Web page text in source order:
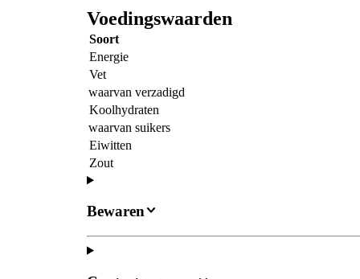
Voedingswaarden
Soort
Energie
Vet
waarvan verzadigd
Koolhydraten
waarvan suikers
Eiwitten
Zout
Bewaren